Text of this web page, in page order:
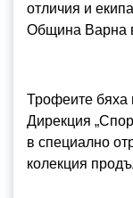
отличия и
Община Варна
Трофеите бяха
Дирекция
в специално
колекция